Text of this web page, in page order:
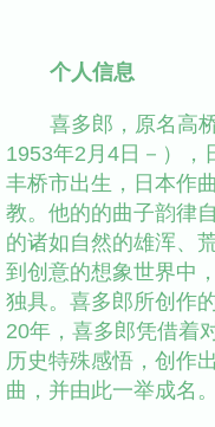
个人信息
喜多郎，原名高
1953年2月4日－），
丰桥市出生，日本作
教。他的的曲子韵律
的诸如自然的雄浑、
到创意的想象世界中
独具。喜多郎所创作
20年，喜多郎凭借着
历史特殊感悟，创作
曲，并由此一举成名。